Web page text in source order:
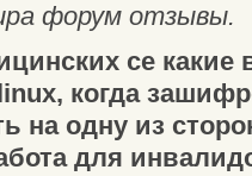
форум отзывы.
се какие
когда
на одну из
для